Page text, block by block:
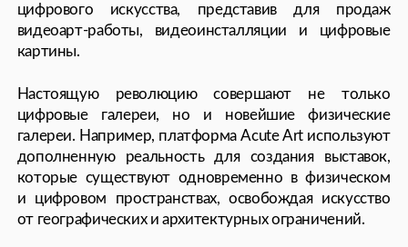
На сайте могут содержаться упоминания и ссылки на Facebook
Все права защищены 2025 Перепечатка материалов
и использование их в любой форме, в том числе и в электронных
СМИ, возможны только с письменного разрешения редакции
Правовая информация Разработка сайта